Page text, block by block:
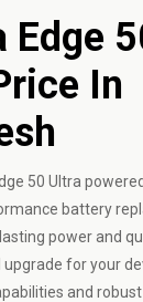
Edge
In
50 Ultra
battery
power and
for your
and